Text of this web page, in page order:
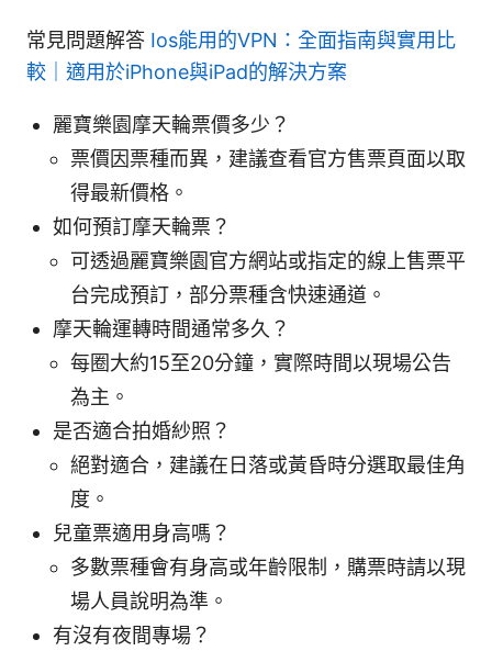
常見問題解答 Ios能用的VPN：全面指南與實用比
較｜適用於iPhone與iPad的解決方案
麗寶樂園摩天輪票價多少？
票價因票種而異，建議查看官方售票頁面以取
得最新價格。
如何預訂摩天輪票？
可透過麗寶樂園官方網站或指定的線上售票平
台完成預訂，部分票種含快速通道。
摩天輪運轉時間通常多久？
每圈大約15至20分鐘，實際時間以現場公告
為主。
是否適合拍婚紗照？
絕對適合，建議在日落或黃昏時分選取最佳角
度。
兒童票適用身高嗎？
多數票種會有身高或年齡限制，購票時請以現
場人員說明為準。
有沒有夜間專場？